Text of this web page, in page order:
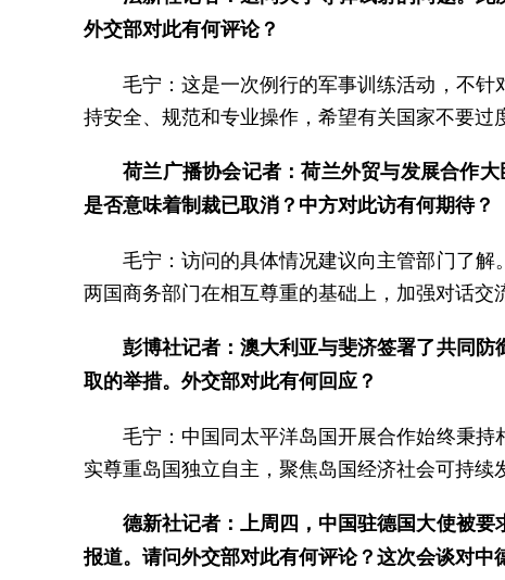
外交部对此有何评论？
毛宁：这是一次例行的军事训练活动，不
持安全、规范和专业操作，希望有关国家不要过
荷兰广播协会记者：荷兰外贸与发展合作
是否意味着制裁已取消？中方对此访有何期待？
毛宁：访问的具体情况建议向主管部门了
两国商务部门在相互尊重的基础上，加强对话交
彭博社记者：澳大利亚与斐济签署了共同
取的举措。外交部对此有何回应？
毛宁：中国同太平洋岛国开展合作始终秉
实尊重岛国独立自主，聚焦岛国经济社会可持续
德新社记者：上周四，中国驻德国大使被
报道。请问外交部对此有何评论？这次会谈对中